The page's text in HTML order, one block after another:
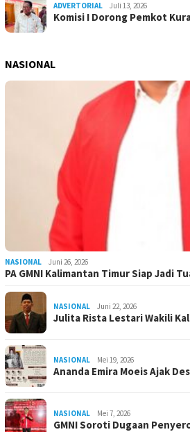
ADVERTORIAL Juli 13, 2026
Komisi I Dorong Pemkot
NASIONAL
NASIONAL Juni 26, 2026
PA GMNI Kalimantan Timur Siap Jadi
NASIONAL Juni 22, 2026
Julita Rista Lestari Wakili
NASIONAL Mei 19, 2026
Ananda Emira Moeis Ajak
NASIONAL Mei 7, 2026
GMNI Soroti Dugaan